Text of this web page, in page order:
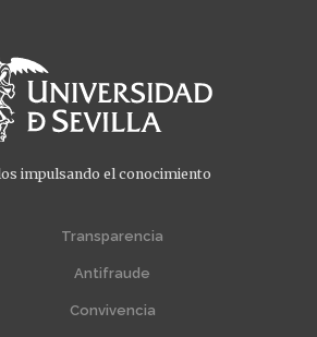
impulsando el conocimiento
Transparencia
Antifraude
Convivencia